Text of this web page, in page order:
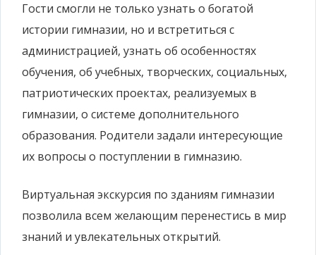
Гости смогли не только узнать о богатой
истории гимназии, но и встретиться с
администрацией, узнать об особенностях
обучения, об учебных, творческих, социальных,
патриотических проектах, реализуемых в
гимназии, о системе дополнительного
образования. Родители задали интересующие
их вопросы о поступлении в гимназию.
Виртуальная экскурсия по зданиям гимназии
позволила всем желающим перенестись в мир
знаний и увлекательных открытий.